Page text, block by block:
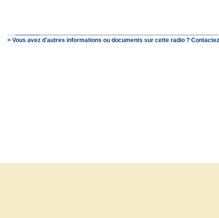
> Vous avez d'autres informations ou documents sur cette radio ?